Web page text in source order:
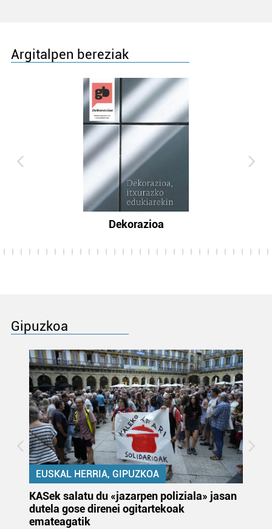
Argitalpen bereziak
Dekorazioa
Gipuzkoa
EUSKAL HERRIA, GIPUZKOA
KASek salatu du «jazarpen poliziala» jasan
dutela gose direnei ogitartekoak
emateagatik